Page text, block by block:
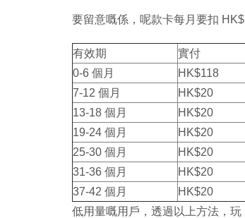
要留意嘅係，呢款卡每月要扣
有效期 實付
0-6 個月
HK$118
7-12 個月
HK$20
13-18 個月
HK$20
19-24 個月
HK$20
25-30 個月
HK$20
31-36 個月
HK$20
37-42 個月
HK$20
低用量嘅用戶，透過以上方法，